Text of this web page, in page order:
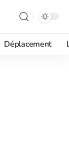
Déplacement